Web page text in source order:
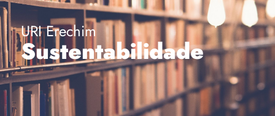
URI Erechim
Sustentabilidade